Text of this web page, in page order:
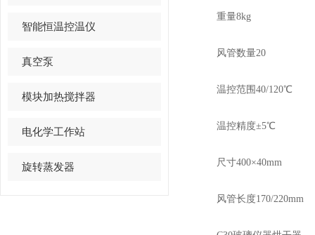
智能恒温控温仪
真空泵
模块加热搅拌器
电化学工作站
旋转蒸发器
重量8kg
风管数量20
温控范围40/120℃
温控精度±5℃
尺寸400×40mm
风管长度170/220mm